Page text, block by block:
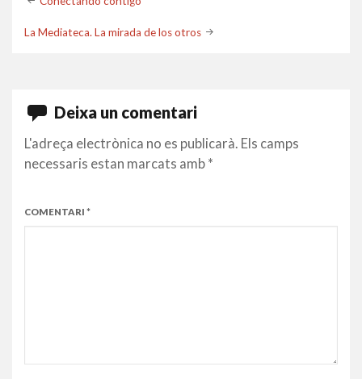
navigation
La Mediateca. La mirada de los otros
Deixa un comentari
L'adreça electrònica no es publicarà. Els camps
necessaris estan marcats amb *
COMENTARI *